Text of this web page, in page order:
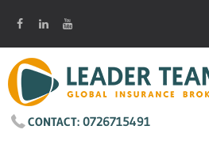
CONTACT: 0726715491